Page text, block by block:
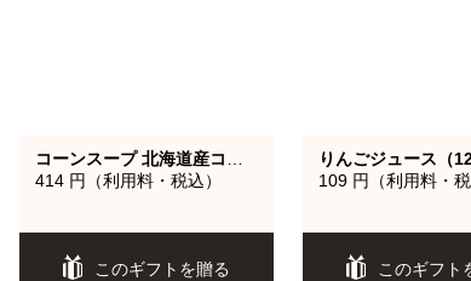
414 円（利用料・税込）
このギフトを贈る
109 円（利用料・税
このギフト